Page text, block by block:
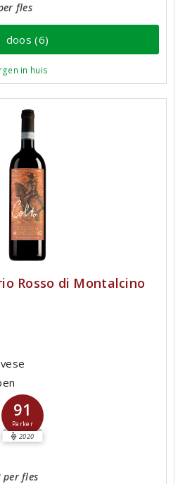
fles
doos (6)
in huis
Rosso di Montalcino
91
Parker
2020
per fles